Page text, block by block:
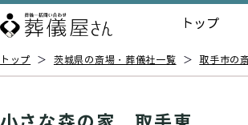
トップ
トップ ＞ 茨城県の斎場・葬儀社一覧 ＞ 取手市の